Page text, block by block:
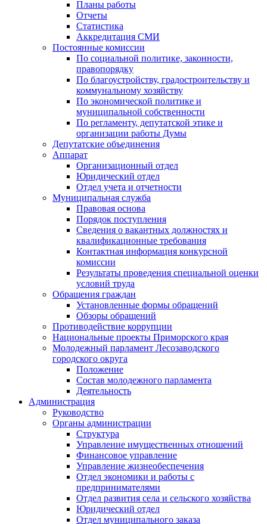
Планы работы
Отчеты
Статистика
Аккредитация СМИ
Постоянные комиссии
По социальной политике, законности,
правопорядку
По благоустройству, градостроительству и
коммунальному хозяйству
По экономической политике и
муниципальной собственности
По регламенту, депутатской этике и
организации работы Думы
Депутатские объединения
Аппарат
Организационный отдел
Юридический отдел
Отдел учета и отчетности
Муниципальная служба
Правовая основа
Порядок поступления
Сведения о вакантных должностях и
квалификационные требования
Контактная информация конкурсной
комиссии
Результаты проведения специальной оценки
условий труда
Обращения граждан
Установленные формы обращений
Обзоры обращений
Противодействие коррупции
Национальные проекты Приморского края
Молодежный парламент Лесозаводского
городского округа
Положение
Состав молодежного парламента
Деятельность
Администрация
Руководство
Органы администрации
Структура
Управление имущественных отношений
Финансовое управление
Управление жизнеобеспечения
Отдел экономики и работы с
предпринимателями
Отдел развития села и сельского хозяйства
Юридический отдел
Отдел муниципального заказа